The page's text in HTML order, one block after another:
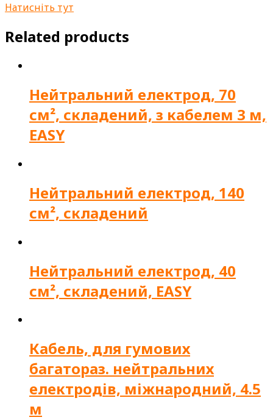
Натисніть тут
Related products
Нейтральний електрод, 70
см², складений, з кабелем 3 м,
EASY
Нейтральний електрод, 140
см², складений
Нейтральний електрод, 40
см², складений, EASY
Кабель, для гумових
багатораз. нейтральних
електродів, міжнародний, 4.5
м